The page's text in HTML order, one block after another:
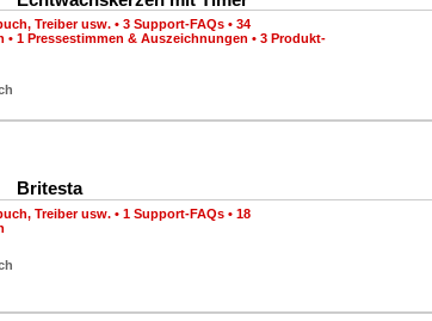
Treiber usw. • 3 Support-FAQs • 34
• 1 Pressestimmen & Auszeichnungen • 3 Produkt-
Britesta
Treiber usw. • 1 Support-FAQs • 18